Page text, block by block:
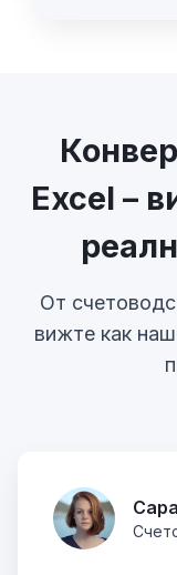
Excel –
От
вижте как